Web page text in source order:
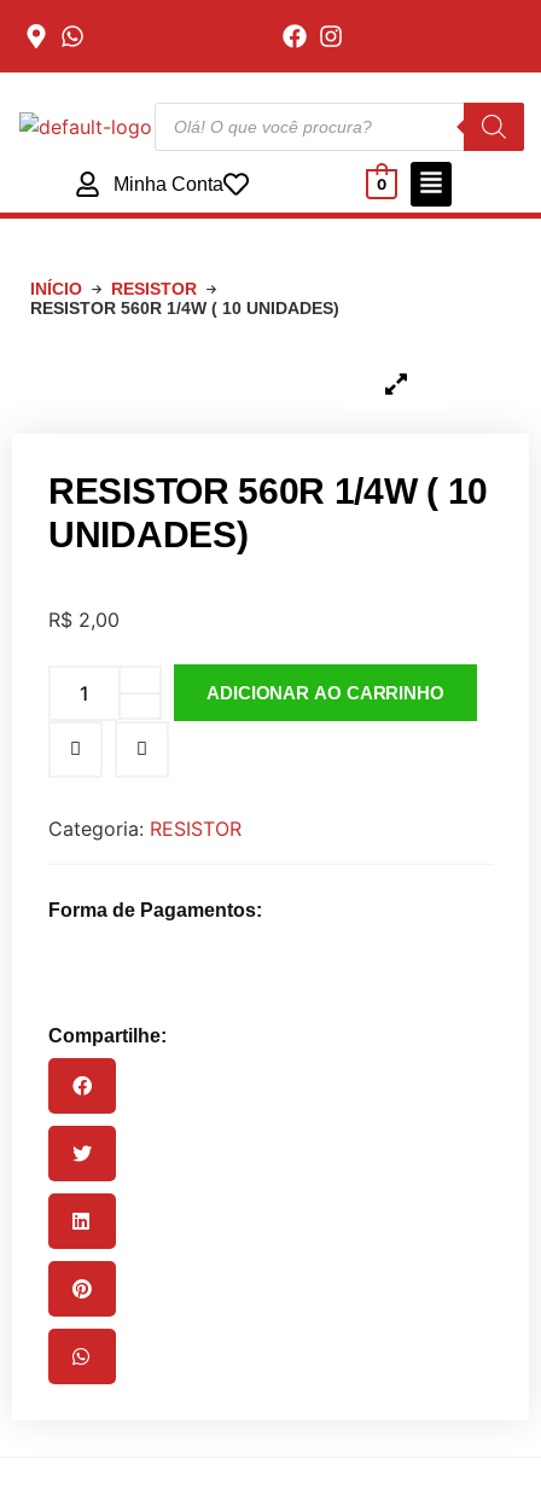
Minha Conta 0
INÍCIO
RESISTOR
RESISTOR 560R 1/4W ( 10 UNIDADES)
RESISTOR 560R 1/4W ( 10
UNIDADES)
R$ 2,00
ADICIONAR AO CARRINHO
Categoria: RESISTOR
Forma de Pagamentos:
Compartilhe: